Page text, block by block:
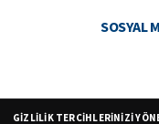
SOSYAL
GIZLILIK TERCIHLERINIZI